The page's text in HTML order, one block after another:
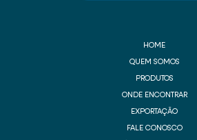
HOME
QUEM SOMOS
PRODUTOS
ONDE ENCONTRAR
EXPORTAÇÃO
FALE CONOSCO